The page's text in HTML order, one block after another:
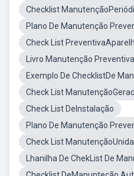
Checklist
Plano De Manutenção
Check List
Livro Manutenção
Exemplo De ChecklistDe
Check List
Check List DeInstalação
Plano De Manutenção
Check List
Lhanilha De ChekList De